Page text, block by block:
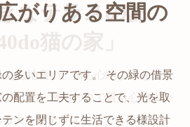
も心地良い、猫も心地よいをテー
した。 敷地の中で最も心地よい
大きなテラスとし、そのテラス
がりある空間の
多いエリアです。 その緑の借景
配置を工夫することで、光を取
ンを閉じずに生活できる様設計
いて造った、ワイルドなゲスト
間が広がる都市型住宅です。
その趣を残しつつ孫世帯の住居